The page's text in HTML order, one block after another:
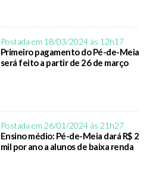
Postada em 18/03/2024 ás 12h17
Primeiro pagamento do Pé-de-Meia
será feito a partir de 26 de março
Postada em 26/01/2024 ás 21h27
Ensino médio: Pé-de-Meia dará R$ 2
mil por ano a alunos de baixa renda